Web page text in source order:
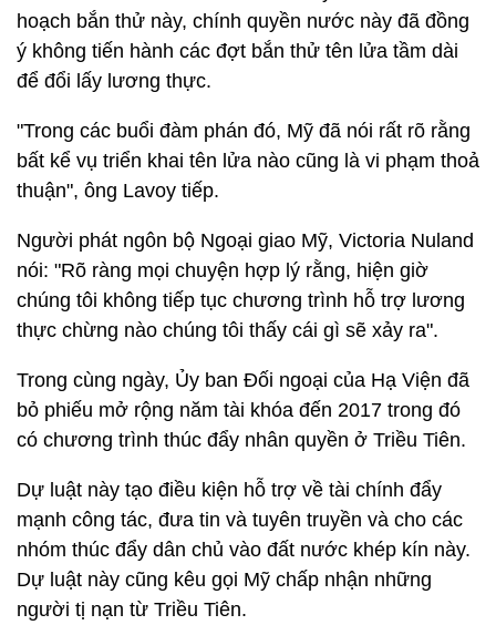
hoạch bắn thử này, chính quyền nước này đã đồng
ý không tiến hành các đợt bắn thử tên lửa tầm dài
để đổi lấy lương thực.
"Trong các buổi đàm phán đó, Mỹ đã nói rất rõ rằng
bất kể vụ triển khai tên lửa nào cũng là vi phạm thoả
thuận", ông Lavoy tiếp.
Người phát ngôn bộ Ngoại giao Mỹ, Victoria Nuland
nói: "Rõ ràng mọi chuyện hợp lý rằng, hiện giờ
chúng tôi không tiếp tục chương trình hỗ trợ lương
thực chừng nào chúng tôi thấy cái gì sẽ xảy ra".
Trong cùng ngày, Ủy ban Đối ngoại của Hạ Viện đã
bỏ phiếu mở rộng năm tài khóa đến 2017 trong đó
có chương trình thúc đẩy nhân quyền ở Triều Tiên.
Dự luật này tạo điều kiện hỗ trợ về tài chính đẩy
mạnh công tác, đưa tin và tuyên truyền và cho các
nhóm thúc đẩy dân chủ vào đất nước khép kín này.
Dự luật này cũng kêu gọi Mỹ chấp nhận những
người tị nạn từ Triều Tiên.